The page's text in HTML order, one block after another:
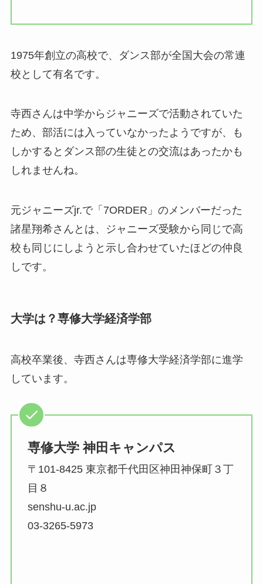
1975年創立の高校で、ダンス部が全国大会の常連
校として有名です。
寺西さんは中学からジャニーズで活動されていた
ため、部活には入っていなかったようですが、も
しかするとダンス部の生徒との交流はあったかも
しれませんね。
元ジャニーズjr.で「7ORDER」のメンバーだった
諸星翔希さんとは、ジャニーズ受験から同じで高
校も同じにしようと示し合わせていたほどの仲良
しです。
大学は？専修大学経済学部
高校卒業後、寺西さんは専修大学経済学部に進学
しています。
専修大学 神田キャンパス
〒101-8425 東京都千代田区神田神保町３丁
目８
senshu-u.ac.jp
03-3265-5973